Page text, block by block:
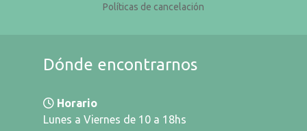
Políticas de cancelación
Dónde encontrarnos
Horario
Lunes a Viernes de 10 a 18hs